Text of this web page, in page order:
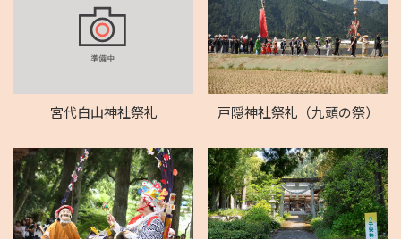
宮代白山神社祭礼 戸隠神社祭礼（九頭の祭）